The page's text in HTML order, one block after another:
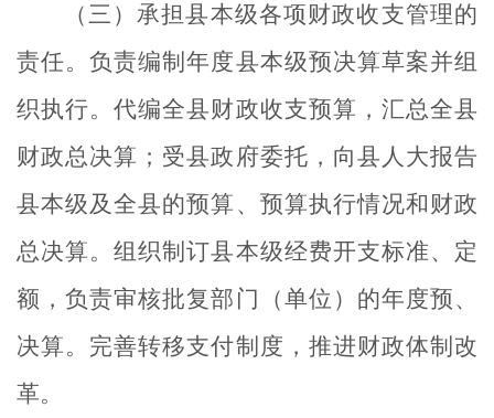
（三）承担县本级各项财政收支管理的
责任。负责编制年度县本级预决算草案并组
织执行。代编全县财政收支预算，汇总全县
财政总决算；受县政府委托，向县人大报告
县本级及全县的预算、预算执行情况和财政
总决算。组织制订县本级经费开支标准、定
额，负责审核批复部门（单位）的年度预、
决算。完善转移支付制度，推进财政体制改
革。